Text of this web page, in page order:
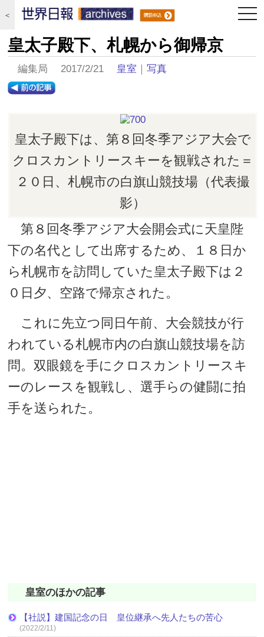
＜
皇太子殿下、札幌から御帰京
編集局 2017/2/21 皇室 ｜写真
皇太子殿下は、第８回冬季アジア大会で
クロスカントリースキーを観戦された＝
２０日、札幌市の白旗山競技場（代表撮
影）
第８回冬季アジア大会開会式に天皇陛
下の名代として出席するため、１８日か
ら札幌市を訪問していた皇太子殿下は２
０日夕、空路で帰京された。
これに先立つ同日午前、大会競技が行
われている札幌市内の白旗山競技場を訪
問。双眼鏡を手にクロスカントリースキ
ーのレースを観戦し、選手らの健闘に拍
手を送られた。
皇室のほかの記事
【社説】建国記念の日 皇位継承へ先人たちの苦心
(2022/2/11)